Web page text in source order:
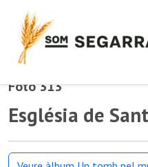
Foto 313
Església de